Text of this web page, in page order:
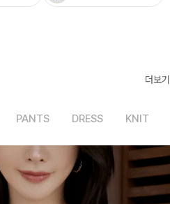
더보기
PANTS DRESS KNIT